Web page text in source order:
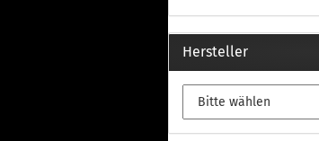
Hersteller